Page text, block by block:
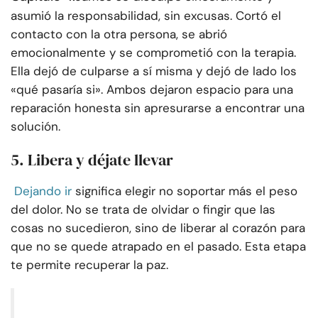
asumió la responsabilidad, sin excusas. Cortó el
contacto con la otra persona, se abrió
emocionalmente y se comprometió con la terapia.
Ella dejó de culparse a sí misma y dejó de lado los
«qué pasaría si». Ambos dejaron espacio para una
reparación honesta sin apresurarse a encontrar una
solución.
5. Libera y déjate llevar
Dejando ir significa elegir no soportar más el peso
del dolor. No se trata de olvidar o fingir que las
cosas no sucedieron, sino de liberar al corazón para
que no se quede atrapado en el pasado. Esta etapa
te permite recuperar la paz.